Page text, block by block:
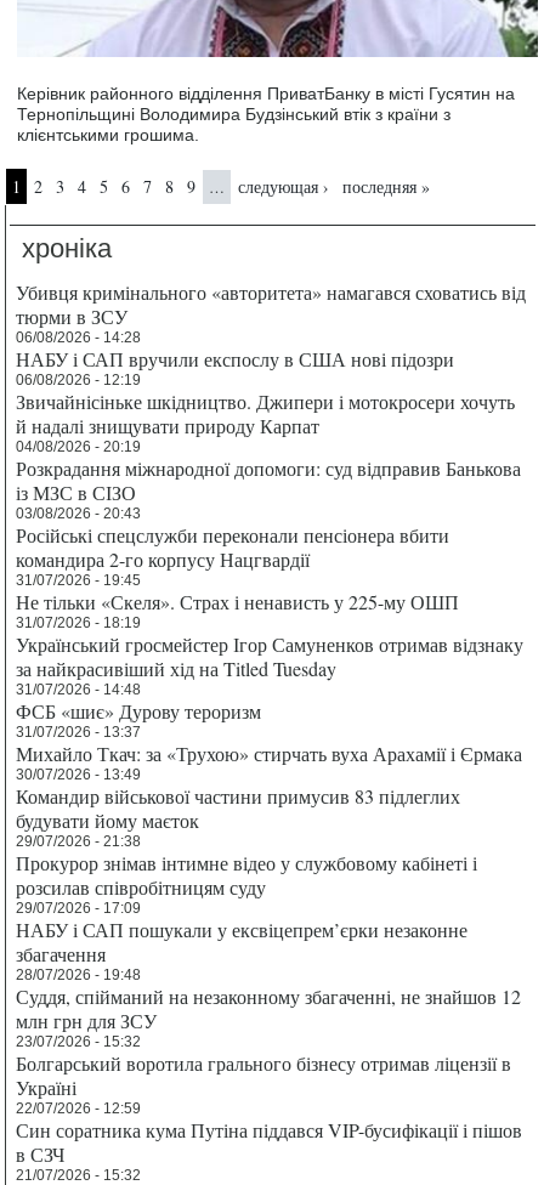
Керівник районного відділення ПриватБанку в місті Гусятин на
Тернопільщині Володимира Будзінський втік з країни з
клієнтськими грошима.
Страницы
1 2 3 4 5 6 7 8 9 … следующая › последняя »
хроніка
Убивця кримінального «авторитета» намагався сховатись від
тюрми в ЗСУ
06/08/2026 - 14:28
НАБУ і САП вручили експослу в США нові підозри
06/08/2026 - 12:19
Звичайнісіньке шкідництво. Джипери і мотокросери хочуть
й надалі знищувати природу Карпат
04/08/2026 - 20:19
Розкрадання міжнародної допомоги: суд відправив Банькова
із МЗС в СІЗО
03/08/2026 - 20:43
Російські спецслужби переконали пенсіонера вбити
командира 2-го корпусу Нацгвардії
31/07/2026 - 19:45
Не тільки «Скеля». Страх і ненависть у 225-му ОШП
31/07/2026 - 18:19
Український гросмейстер Ігор Самуненков отримав відзнаку
за найкрасивіший хід на Titled Tuesday
31/07/2026 - 14:48
ФСБ «шиє» Дурову тероризм
31/07/2026 - 13:37
Михайло Ткач: за «Трухою» стирчать вуха Арахамії і Єрмака
30/07/2026 - 13:49
Командир військової частини примусив 83 підлеглих
будувати йому маєток
29/07/2026 - 21:38
Прокурор знімав інтимне відео у службовому кабінеті і
розсилав співробітницям суду
29/07/2026 - 17:09
НАБУ і САП пошукали у ексвіцепрем’єрки незаконне
збагачення
28/07/2026 - 19:48
Суддя, спійманий на незаконному збагаченні, не знайшов 12
млн грн для ЗСУ
23/07/2026 - 15:32
Болгарський воротила грального бізнесу отримав ліцензії в
Україні
22/07/2026 - 12:59
Син соратника кума Путіна піддався VIP-бусифікації і пішов
в СЗЧ
21/07/2026 - 15:32